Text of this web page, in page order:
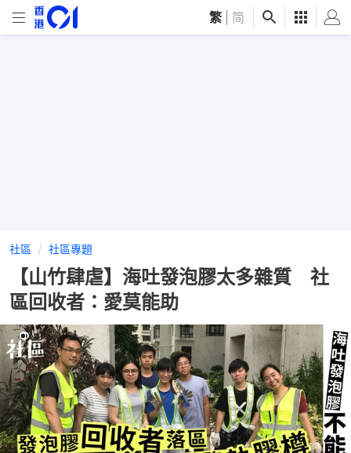
繁 简
社區 社區專題
【山竹肆虐】海吐發泡膠太多雜質 社
區回收者：愛莫能助